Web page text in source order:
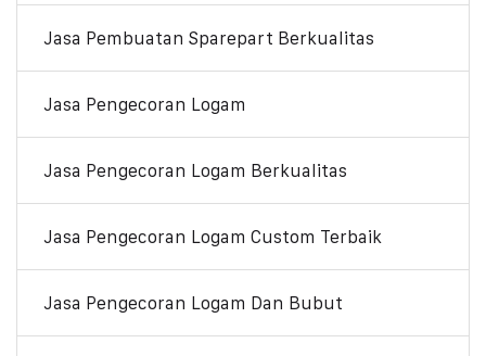
Jasa Pembuatan Sparepart Berkualitas
Jasa Pengecoran Logam
Jasa Pengecoran Logam Berkualitas
Jasa Pengecoran Logam Custom Terbaik
Jasa Pengecoran Logam Dan Bubut